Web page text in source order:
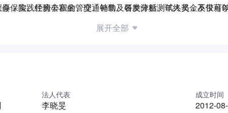
，实践经验丰富的管理、销售及研发分析测试人员，不仅可
有效的技术咨询等高附加值服务。凭借精准的质量控制和卓越
保险、住房公积金、交通补助、各类津贴、年终奖金及带薪
展开全部
法人代表
李晓旻
成立时间
2012-